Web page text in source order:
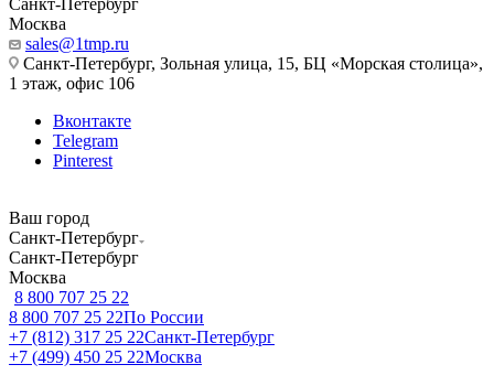
Санкт-Петербург
Москва
sales@1tmp.ru
Санкт-Петербург, Зольная улица, 15, БЦ «Морская столица»,
1 этаж, офис 106
Вконтакте
Telegram
Pinterest
Ваш город
Санкт-Петербург
Санкт-Петербург
Москва
8 800 707 25 22
8 800 707 25 22По России
+7 (812) 317 25 22Санкт-Петербург
+7 (499) 450 25 22Москва